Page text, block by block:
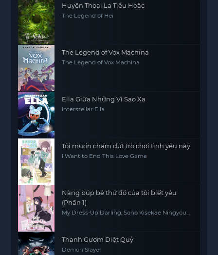
Huyền Thoại La Tiểu Hoắc
The Legend of Hei
The Legend of Vox Machina
The Legend of Vox Machina
Ella Giữa Những Vì Sao Xa
Interstellar Ella
Tôi muốn chấm dứt trò chơi tình yêu này
I Want to End This Love Game
Nàng búp bê thử đồ của tôi biết yêu
(Phần 1)
My Dress-Up Darling, Sono Kisekae Ningyou
Thanh Gươm Diệt Quỷ
Demon Slayer